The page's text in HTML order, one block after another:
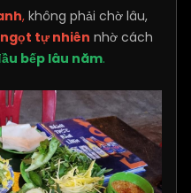
, không phải chờ lâu,
tự nhiên nhờ cách
bếp lâu năm.